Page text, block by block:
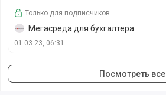
Только для подписчиков
Мегасреда для бухгалтера
01.03.23, 06:31
Посмотреть все